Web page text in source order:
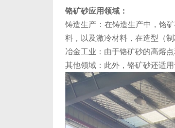
铬矿砂应用领域：
铸造生产‌：在铸造生产中，铬
料，以及激冷材料，在造型（制
冶金工业‌：由于铬矿砂的高熔
其他领域‌：此外，铬矿砂还适